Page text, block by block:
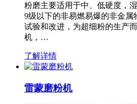
粉磨主要适用于中、低硬度，
9级以下的非易燃易爆的非金属
试验和改进，为超细粉的生产
机，…
了解详情
雷蒙磨粉机